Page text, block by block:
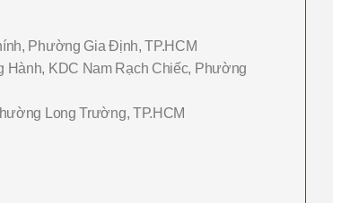
Phường Gia Định, TP.HCM
Hành, KDC Nam Rạch Chiếc, Phường
Long Trường, TP.HCM